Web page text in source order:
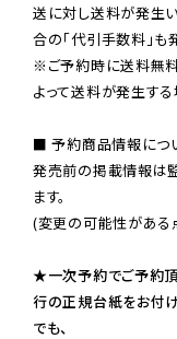
送に対し送料が発生
※ご予約時に送料無
よって送料が発生す
■ 予約商品情報につ
発売前の掲載情報は
ます。
(変更の可能性がある
★一次予約でご予約頂
行の正規台紙をお付
でも、